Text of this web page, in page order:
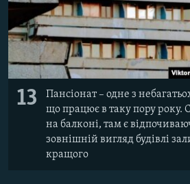
13
Пансіонат – одне з
що працює в таку пору року.
на балконі, там є
зовнішній вигляд будівлі
кращого